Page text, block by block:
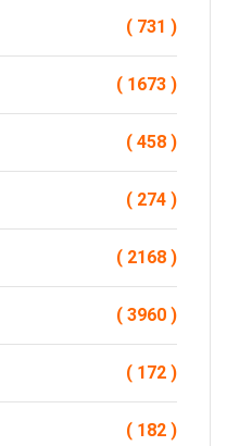
( 731 )
( 1673 )
( 458 )
( 274 )
( 2168 )
( 3960 )
( 172 )
( 182 )